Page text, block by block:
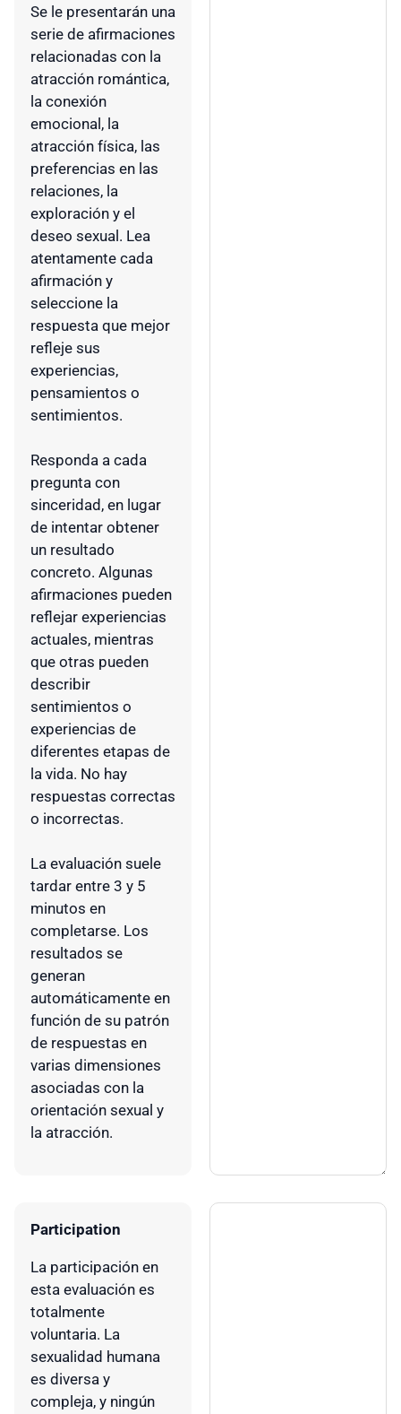
Se le presentarán una
serie de afirmaciones
relacionadas con la
atracción romántica,
la conexión
emocional, la
atracción física, las
preferencias en las
relaciones, la
exploración y el
deseo sexual. Lea
atentamente cada
afirmación y
seleccione la
respuesta que mejor
refleje sus
experiencias,
pensamientos o
sentimientos.
Responda a cada
pregunta con
sinceridad, en lugar
de intentar obtener
un resultado
concreto. Algunas
afirmaciones pueden
reflejar experiencias
actuales, mientras
que otras pueden
describir
sentimientos o
experiencias de
diferentes etapas de
la vida. No hay
respuestas correctas
o incorrectas.
La evaluación suele
tardar entre 3 y 5
minutos en
completarse. Los
resultados se
generan
automáticamente en
función de su patrón
de respuestas en
varias dimensiones
asociadas con la
orientación sexual y
la atracción.
Participation
La participación en
esta evaluación es
totalmente
voluntaria. La
sexualidad humana
es diversa y
compleja, y ningún